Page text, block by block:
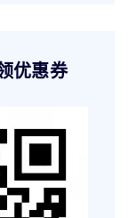
优惠券